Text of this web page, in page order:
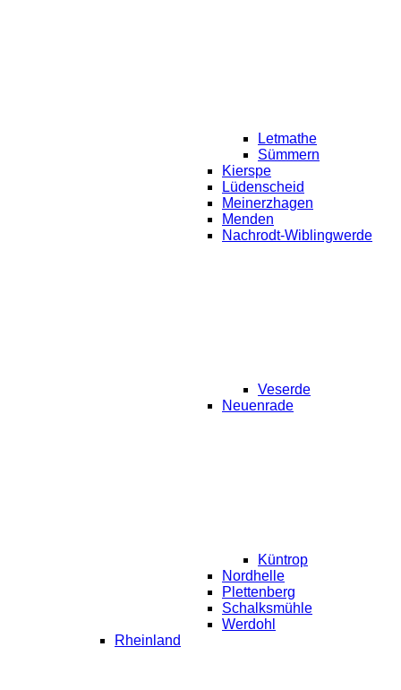
Letmathe
Sümmern
Kierspe
Lüdenscheid
Meinerzhagen
Menden
Nachrodt-Wiblingwerde
Veserde
Neuenrade
Küntrop
Nordhelle
Plettenberg
Schalksmühle
Werdohl
Rheinland